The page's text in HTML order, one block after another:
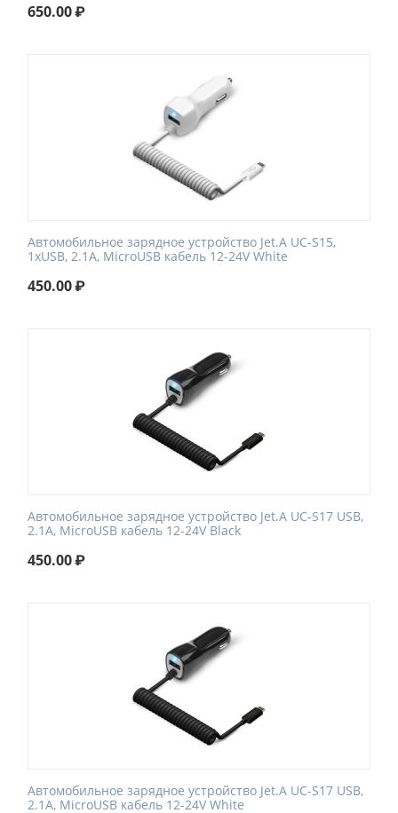
650.00₽
Автомобильное зарядное устройство Jet.A UC-S15,
1xUSB, 2.1A, MicroUSB кабель 12-24V White
450.00₽
Автомобильное зарядное устройство Jet.A UC-S17 USB,
2.1A, MicroUSB кабель 12-24V Black
450.00₽
Автомобильное зарядное устройство Jet.A UC-S17 USB,
2.1A, MicroUSB кабель 12-24V White